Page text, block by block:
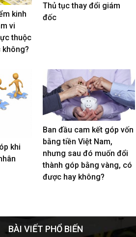
kinh
vi
thuộc
Thủ tục thay đổi giám
đốc
khi
Ban đầu cam kết góp vốn
bằng tiền Việt Nam,
nhưng sau đó muốn đổi
thành góp bằng vàng, có
được hay không?
BÀI VIẾT PHỔ BIẾN